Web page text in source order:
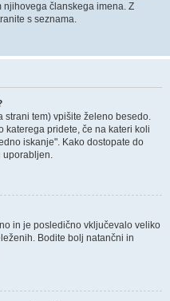
članskega imena. Z
s seznama.
strani tem) vpišite želeno besedo.
katerega pridete, če na kateri koli
iskanje". Kako dostopate do
uporabljen.
in je posledično vključevalo veliko
Bodite bolj natančni in